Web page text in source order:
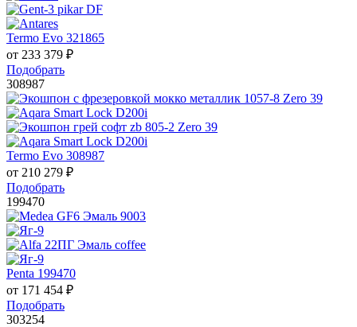
Termo Evo 321865
от 233 379 ₽
Подобрать
308987
Termo Evo 308987
от 210 279 ₽
Подобрать
199470
Penta 199470
от 171 454 ₽
Подобрать
303254